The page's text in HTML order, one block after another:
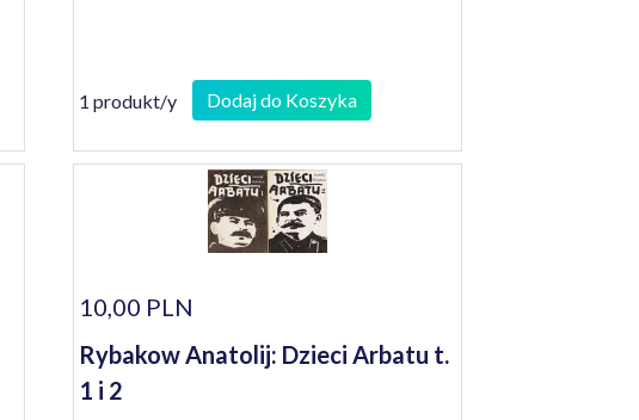
1 produkt/y Dodaj do Koszyka
10,00 PLN
Rybakow Anatolij: Dzieci Arbatu t.
1 i 2